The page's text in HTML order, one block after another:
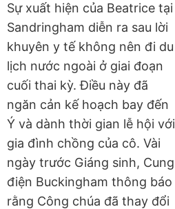
Sự xuất hiện của Beatrice tại
Sandringham diễn ra sau lời
khuyên y tế không nên đi du
lịch nước ngoài ở giai đoạn
cuối thai kỳ. Điều này đã
ngăn cản kế hoạch bay đến
Ý và dành thời gian lễ hội với
gia đình chồng của cô. Vài
ngày trước Giáng sinh, Cung
điện Buckingham thông báo
rằng Công chúa đã thay đổi